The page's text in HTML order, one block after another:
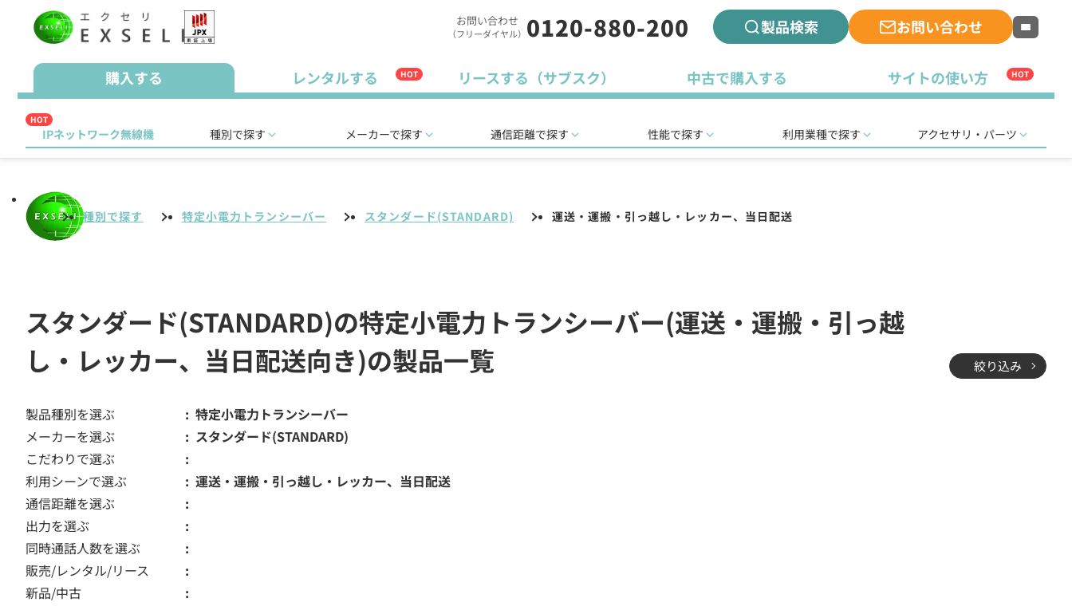
お問い合わせ
（フリーダイヤル） 0120-880-200 製品検索 お問い合わせ
購入する レンタルする HOT リースする（サブスク） 中古で購入する サイトの使い方 HOT
HOT
IPネットワーク無線機 種別で探す メーカーで探す 通信距離で探す 性能で探す 利用業種で探す アクセサリ・パーツ
種別で探す 特定小電力トランシーバー スタンダード(STANDARD) 運送・運搬・引っ越し・レッカー、当日配送
スタンダード(STANDARD)の特定小電力トランシーバー(運送・運搬・引っ越
し・レッカー、当日配送向き)の製品一覧
絞り込み
製品種別を選ぶ
特定小電力トランシーバー
メーカーを選ぶ
スタンダード(STANDARD)
こだわりで選ぶ
利用シーンで選ぶ
運送・運搬・引っ越し・レッカー、当日配送
通信距離を選ぶ
出力を選ぶ
同時通話人数を選ぶ
販売/レンタル/リース
新品/中古